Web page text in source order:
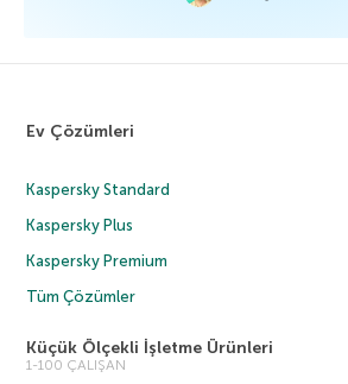
Ev Çözümleri
Kaspersky Standard
Kaspersky Plus
Kaspersky Premium
Tüm Çözümler
Küçük Ölçekli İşletme Ürünleri
1-100 ÇALIŞAN